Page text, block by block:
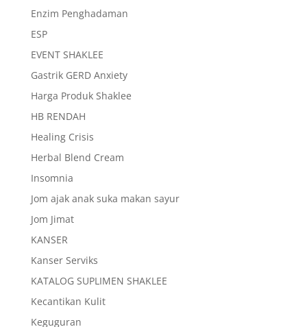
Enzim Penghadaman
ESP
EVENT SHAKLEE
Gastrik GERD Anxiety
Harga Produk Shaklee
HB RENDAH
Healing Crisis
Herbal Blend Cream
Insomnia
Jom ajak anak suka makan sayur
Jom Jimat
KANSER
Kanser Serviks
KATALOG SUPLIMEN SHAKLEE
Kecantikan Kulit
Keguguran